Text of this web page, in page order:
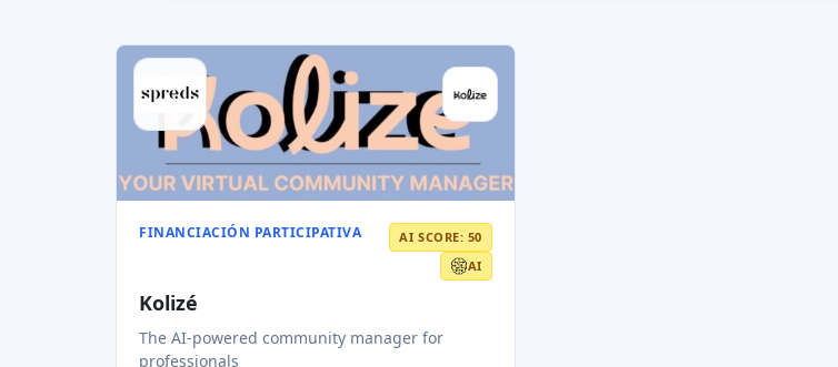
FINANCIACIÓN PARTICIPATIVA
AI SCORE: 50
AI
Kolizé
The AI-powered community manager for
professionals